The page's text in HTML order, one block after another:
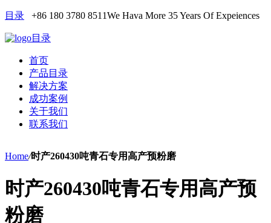
目录 +86 180 3780 8511We Hava More 35 Years Of Expeiences
目录
首页
产品目录
解决方案
成功案例
关于我们
联系我们
Home/时产260430吨青石专用高产预粉磨
时产260430吨青石专用高产预
粉磨